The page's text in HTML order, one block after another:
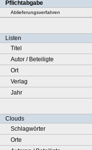
Pflichtabgabe
Ablieferungsverfahren
Listen
Titel
Autor / Beteiligte
Ort
Verlag
Jahr
Clouds
Schlagwörter
Orte